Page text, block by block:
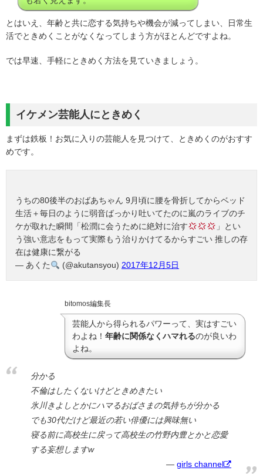
とはいえ、年齢と共に恋する気持ちや機会が減ってしまい、日常生
活でときめくことがなくなってしまう方がほとんどですよね。
では早速、手軽にときめく方法を見ていきましょう。
イケメン芸能人にときめく
まずは鉄板！お気に入りの芸能人を見つけて、ときめくのがおすす
めです。
うちの80後半のおばあちゃん 9月頃に腰を骨折してからベッド
生活＋毎日のように弱音ばっかり吐いてたのに嵐のライブのチ
ケが取れた瞬間「松潤に会うために絶対に治す
」とい
う強い意志をもって実際もう治りかけてるからすごい 推しの存
在は健康に繋がる
— あくた
(@akutansyou) 2017年12月5日
bitomos編集長
芸能人から得られるパワーって、実はすごい
わよね！ 年齢に関係なくハマれるのが良いわ
よね。
分かる
不倫はしたくないけどときめきたい
氷川きよしとかにハマるおばさまの気持ちが分かる
でも30代だけど最近の若い俳優には興味無い
寝る前に高校生に戻って高校生の竹野内豊とかと恋愛
する妄想しますw
girls channel